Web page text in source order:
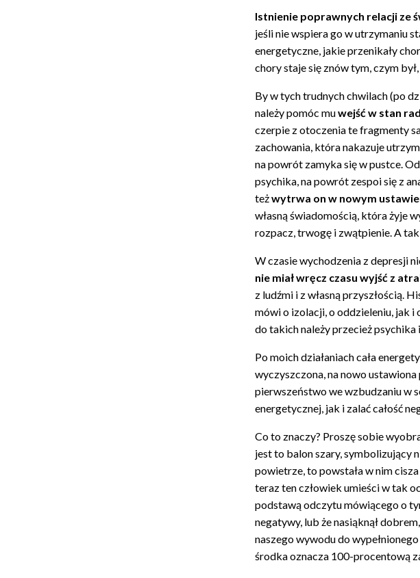
Istnienie poprawnych relacji ze
jeśli nie wspiera go w utrzymaniu
energetyczne, jakie przenikały
chory staje się znów tym, czym
By w tych trudnych chwilach (po
należy pomóc muwejść w stan
czerpie z otoczenia te fragmenty
zachowania, która nakazuje
na powrót zamyka się w pustce.
psychika, na powrót zespoi się z
teżwytrwa on w nowym
własną świadomością, która żyje
rozpacz, trwogę i zwątpienie. A
W czasie wychodzenia z depresji
nie miał wręcz czasu wyjść z
z ludźmi i z własną przyszłością.
mówi o izolacji, o oddzieleniu, jak
do takich należy przecież psychika
Po moich działaniach cała
wyczyszczona, na nowo
pierwszeństwo we wzbudzaniu w
energetycznej, jak i zalać całość
Co to znaczy? Proszę sobie
jest to balon szary, symbolizujący
powietrze, to powstała w nim
teraz ten człowiek umieści w tak
podstawą odczytu mówiącego o
negatywy, lub że nasiąknął
naszego wywodu do
środka oznacza 100-procentową